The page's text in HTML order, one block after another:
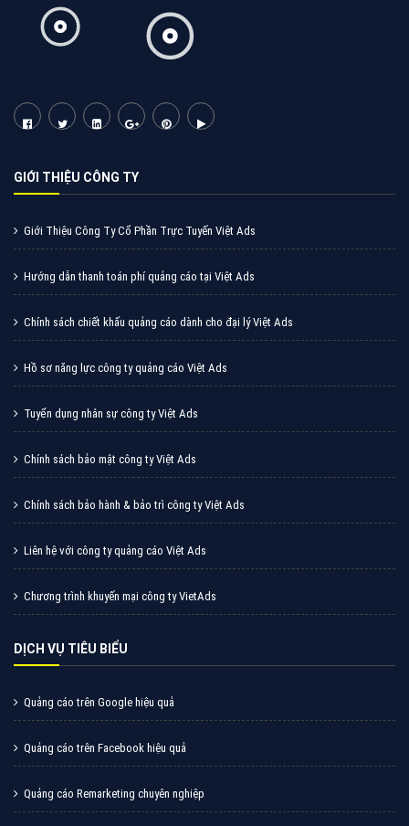
GIỚI THIỆU CÔNG TY
Giới Thiệu Công Ty Cổ Phần Trực Tuyến Việt Ads
Hướng dẫn thanh toán phí quảng cáo tại Việt Ads
Chính sách chiết khấu quảng cáo dành cho đại lý Việt Ads
Hồ sơ năng lực công ty quảng cáo Việt Ads
Tuyển dụng nhân sự công ty Việt Ads
Chính sách bảo mật công ty Việt Ads
Chính sách bảo hành & bảo trì công ty Việt Ads
Liên hệ với công ty quảng cáo Việt Ads
Chương trình khuyến mại công ty VietAds
DỊCH VỤ TIÊU BIỂU
Quảng cáo trên Google hiệu quả
Quảng cáo trên Facebook hiệu quả
Quảng cáo Remarketing chuyên nghiệp